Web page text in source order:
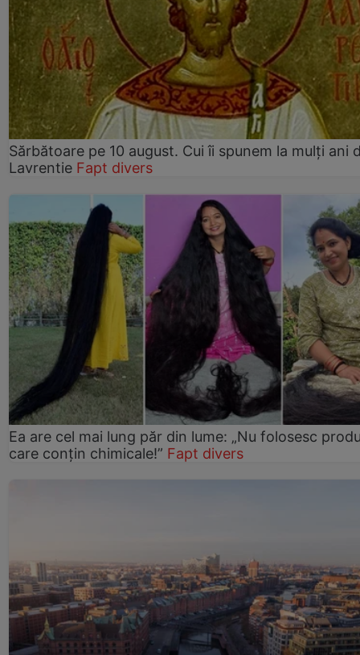
Sărbătoare pe 10 august. Cui îi spunem la mulți ani
Lavrentie Fapt divers
Ea are cel mai lung păr din lume: „Nu folosesc
care conțin chimicale!” Fapt divers